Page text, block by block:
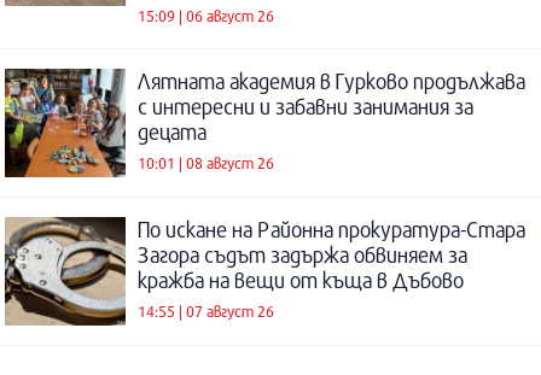
15:09 | 06 август 26
Лятната академия в Гурково продължава
с интересни и забавни занимания за
децата
10:01 | 08 август 26
По искане на Районна прокуратура-Стара
Загора съдът задържа обвиняем за
кражба на вещи от къща в Дъбово
14:55 | 07 август 26